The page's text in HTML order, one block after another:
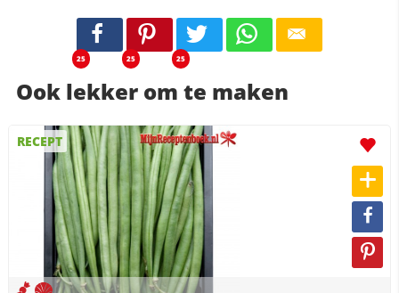
25 25 25
Ook lekker om te maken
RECEPT